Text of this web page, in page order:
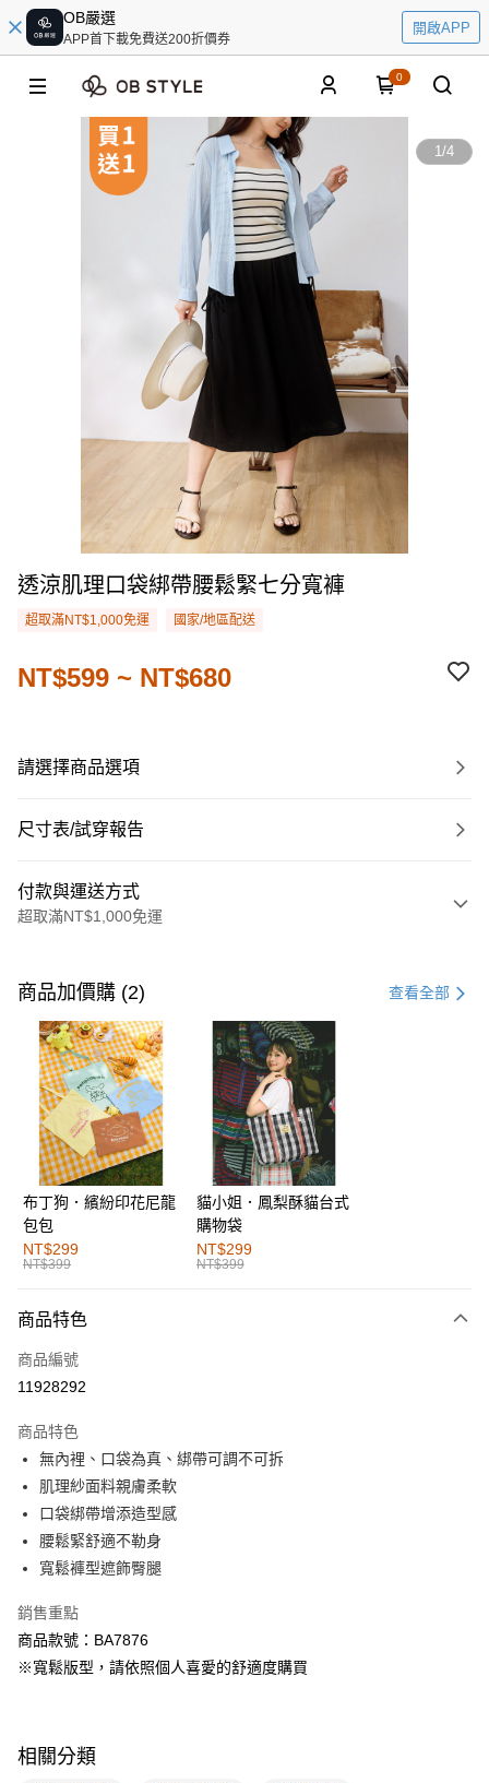
OB嚴選
APP首下載免費送200折價券
開啟APP
0
1/4
透涼肌理口袋綁帶腰鬆緊七分寬褲
超取滿NT$1,000免運 國家/地區配送
NT$599 ~ NT$680
請選擇商品選項
尺寸表/試穿報告
付款與運送方式
超取滿NT$1,000免運
信用卡一次付款
購物金
超商取貨付款
LINE Pay
街口支付
運送方式
全家取貨付款
每筆NT$60，滿NT$1,000(含以上)免運費
付款後全家取貨
萊爾富取貨付款
付款後萊爾富取貨
每筆NT$60，滿NT$1,000(含以上)免運費
7-11取貨付款
每筆NT$60，滿NT$1,000(含以上)免運費
每筆NT$60，滿NT$1,000(含以上)免運費
宅配
每筆NT$60，滿NT$1,000(含以上)免運費
商品加價購 (2) 查看全部
布丁狗．繽紛印花尼龍
包包
NT$299
NT$399
貓小姐．鳳梨酥貓台式
購物袋
NT$299
NT$399
商品特色
商品編號
11928292
商品特色
無內裡、口袋為真、綁帶可調不可拆
肌理紗面料親膚柔軟
口袋綁帶增添造型感
腰鬆緊舒適不勒身
寬鬆褲型遮飾臀腿
銷售重點
商品款號：BA7876
※寬鬆版型，請依照個人喜愛的舒適度購買
相關分類